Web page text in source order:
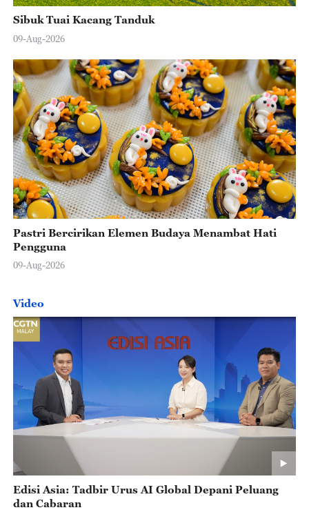
Sibuk Tuai Kacang Tanduk
09-Aug-2026
Pastri Bercirikan Elemen Budaya Menambat Hati
Pengguna
09-Aug-2026
Video
Edisi Asia: Tadbir Urus AI Global Depani Peluang
dan Cabaran